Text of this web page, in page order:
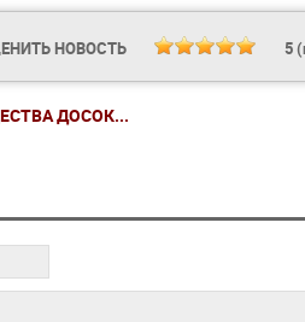
НОВОСТЬ 5
ДОСОК...